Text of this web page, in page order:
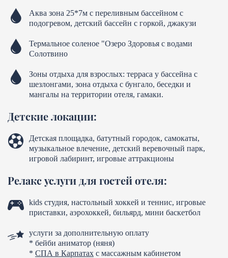
Аква зона 25*7м с переливным бассейном с
подогревом, детский бассейн с горкой, джакузи
Термальное соленое "Озеро Здоровья с водами
Солотвино
Зоны отдыха для взрослых: терраса у бассейна с
шезлонгами, зона отдыха с бунгало, беседки и
мангалы на территории отеля, гамаки.
Детские локации:
Детская площадка, батутный городок, самокаты,
музыкальное влечение, детский веревочный парк,
игровой лабиринт, игровые аттракционы
Релакс услуги для гостей отеля:
kids студия, настольный хоккей и теннис, игровые
приставки, аэрохоккей, бильярд, мини баскетбол
услуги за дополнительную оплату
* бейби аниматор (няня)
* СПА в Карпатах с массажным кабинетом